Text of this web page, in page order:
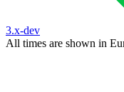
3.x-dev
All times are shown in